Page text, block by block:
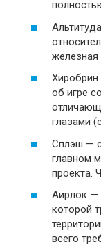
железная
об игре
глазами
Сплэш —
главном
проекта.
Аирлок —
которой
всего